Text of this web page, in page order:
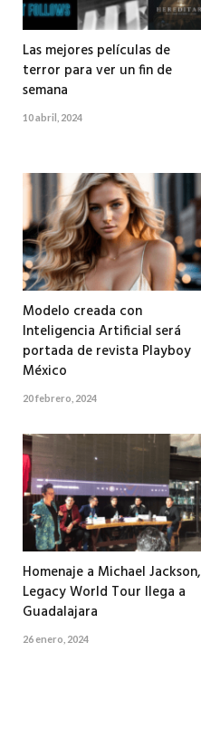
Las mejores películas de
terror para ver un fin de
semana
10 abril, 2024
Modelo creada con
Inteligencia Artificial será
portada de revista Playboy
México
20 febrero, 2024
Homenaje a Michael Jackson,
Legacy World Tour llega a
Guadalajara
26 enero, 2024